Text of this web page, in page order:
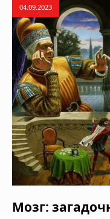
04.09.2023
Мозг: